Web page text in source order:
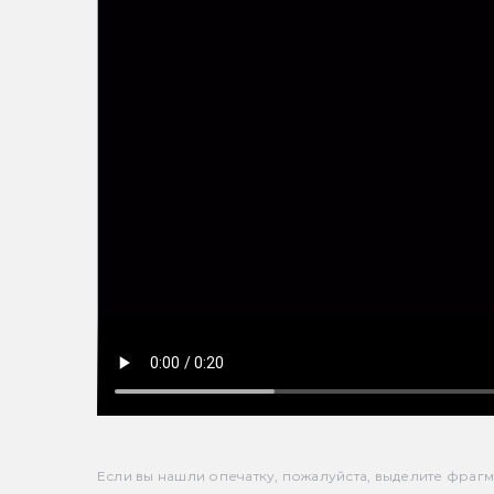
Если вы нашли опечатку, пожалуйста, выделите